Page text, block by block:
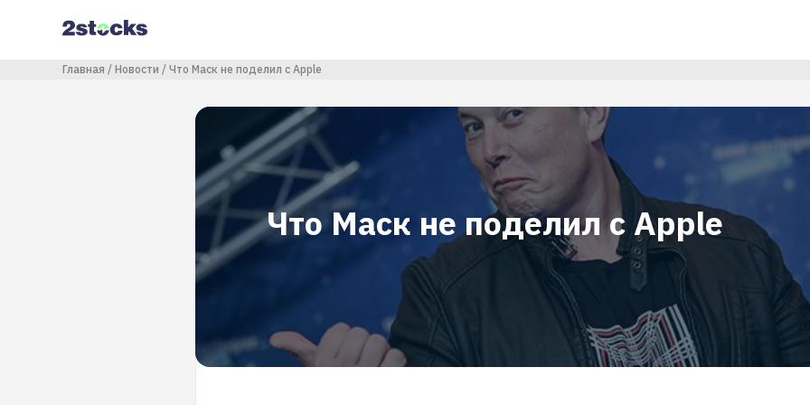
содержанию
Строка навигации
Главная Новости Что Маск не поделил с Apple
Что Маск не поделил с Apple